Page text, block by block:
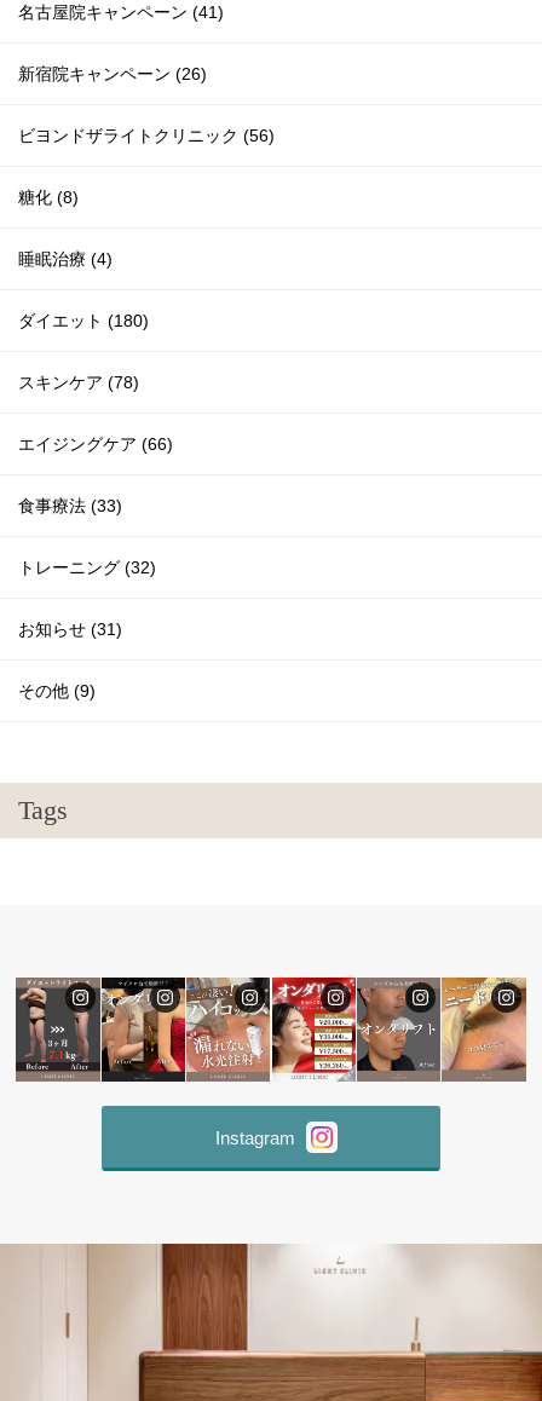
名古屋院キャンペーン (41)
新宿院キャンペーン (26)
ビヨンドザライトクリニック (56)
糖化 (8)
睡眠治療 (4)
ダイエット (180)
スキンケア (78)
エイジングケア (66)
食事療法 (33)
トレーニング (32)
お知らせ (31)
その他 (9)
Tags
Instagram